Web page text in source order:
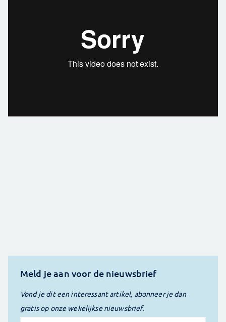
Meld je aan voor de nieuwsbrief
Vond je dit een interessant artikel, abonneer je dan
gratis op onze wekelijkse nieuwsbrief.